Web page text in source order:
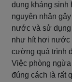
dụng kháng sinh
nguyên nhân
nước và sử
như hít hơi nước
cường quá trình
Việc phòng
đúng cách là rất